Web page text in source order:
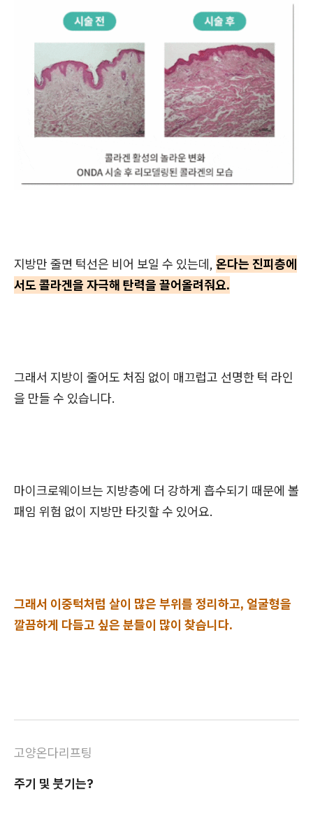
지방만 줄면 턱선은 비어 보일 수 있는데, 온다는 진피층에
서도 콜라겐을 자극해 탄력을 끌어올려줘요.
그래서 지방이 줄어도 처짐 없이 매끄럽고 선명한 턱 라인
을 만들 수 있습니다.
마이크로웨이브는 지방층에 더 강하게 흡수되기 때문에 볼
패임 위험 없이 지방만 타깃할 수 있어요.
그래서 이중턱처럼 살이 많은 부위를 정리하고, 얼굴형을
깔끔하게 다듬고 싶은 분들이 많이 찾습니다.
고양온다리프팅
주기 및 붓기는?